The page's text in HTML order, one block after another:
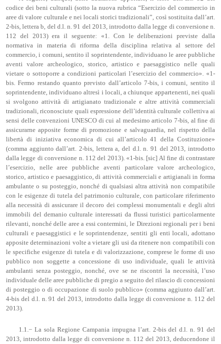
codice dei beni culturali (sotto la nuova rubrica “Esercizio del commercio in
aree di valore culturale e nei locali storici tradizionali”, così sostituita dall’art.
2-bis, lettera b, del d.l. n. 91 del 2013, introdotto dalla legge di conversione n.
112 del 2013) era il seguente: «1. Con le deliberazioni previste dalla
normativa in materia di riforma della disciplina relativa al settore del
commercio, i comuni, sentito il soprintendente, individuano le aree pubbliche
aventi valore archeologico, storico, artistico e paesaggistico nelle quali
vietare o sottoporre a condizioni particolari l’esercizio del commercio». «1-
bis. Fermo restando quanto previsto dall’articolo 7-bis, i comuni, sentito il
soprintendente, individuano altresì i locali, a chiunque appartenenti, nei quali
si svolgono attività di artigianato tradizionale e altre attività commerciali
tradizionali, riconosciute quali espressione dell’identità culturale collettiva ai
sensi delle convenzioni UNESCO di cui al medesimo articolo 7-bis, al fine di
assicurarne apposite forme di promozione e salvaguardia, nel rispetto della
libertà di iniziativa economica di cui all’articolo 41 della Costituzione»
(comma aggiunto dall’art. 2-bis, lettera a, del d.l. n. 91 del 2013, introdotto
dalla legge di conversione n. 112 del 2013). «1-bis. [sic] Al fine di contrastare
l’esercizio, nelle aree pubbliche aventi particolare valore archeologico,
storico, artistico e paesaggistico, di attività commerciali e artigianali in forma
ambulante o su posteggio, nonché di qualsiasi altra attività non compatibile
con le esigenze di tutela del patrimonio culturale, con particolare riferimento
alla necessità di assicurare il decoro dei complessi monumentali e degli altri
immobili del demanio culturale interessati da flussi turistici particolarmente
rilevanti, nonché delle aree a essi contermini, le Direzioni regionali per i beni
culturali e paesaggistici e le soprintendenze, sentiti gli enti locali, adottano
apposite determinazioni volte a vietare gli usi da ritenere non compatibili con
le specifiche esigenze di tutela e di valorizzazione, comprese le forme di uso
pubblico non soggette a concessione di uso individuale, quali le attività
ambulanti senza posteggio, nonché, ove se ne riscontri la necessità, l’uso
individuale delle aree pubbliche di pregio a seguito del rilascio di concessioni
di posteggio o di occupazione di suolo pubblico» (comma aggiunto dall’art.
4-bis del d.l. n. 91 del 2013, introdotto dalla legge di conversione n. 112 del
2013).
1.1.− La sola Regione Campania impugna l’art. 2-bis del d.l. n. 91 del
2013, introdotto dalla legge di conversione n. 112 del 2013, deducendone il